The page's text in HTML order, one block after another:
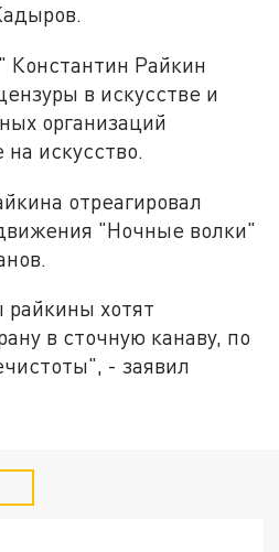
Константин Райкин
в искусстве и
организаций
искусство.
отреагировал
"Ночные волки"
хотят
в сточную канаву, по
- заявил